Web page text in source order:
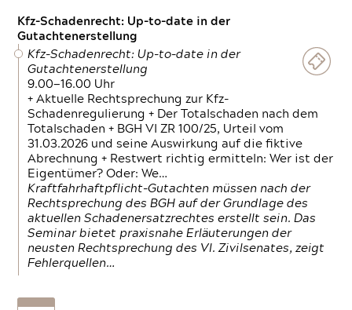
Kfz-Schadenrecht: Up-to-date in der
Gutachtenerstellung
Kfz-Schadenrecht: Up-to-date in der
Gutachtenerstellung
9.00—16.00 Uhr
+ Aktuelle Rechtsprechung zur Kfz-
Schadenregulierung + Der Totalschaden nach dem
Totalschaden + BGH VI ZR 100/25, Urteil vom
31.03.2026 und seine Auswirkung auf die fiktive
Abrechnung + Restwert richtig ermitteln: Wer ist der
Eigentümer? Oder: We…
Kraftfahrhaftpflicht-Gutachten müssen nach der
Rechtsprechung des BGH auf der Grundlage des
aktuellen Schadenersatzrechtes erstellt sein. Das
Seminar bietet praxisnahe Erläuterungen der
neusten Rechtsprechung des VI. Zivilsenates, zeigt
Fehlerquellen…